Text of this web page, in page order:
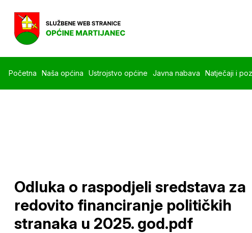
Početna Naša općina Ustrojstvo općine Javna nabava Natječaji i
Odluka o raspodjeli sredstava za
redovito financiranje političkih
stranaka u 2025. god.pdf